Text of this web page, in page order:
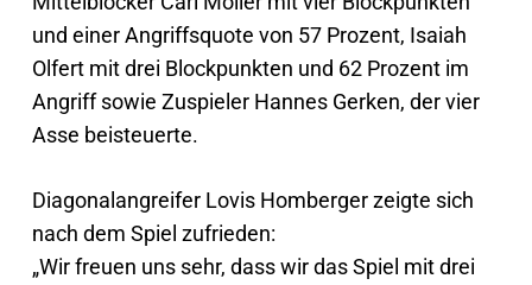
und einer Angriffsquote von 57 Prozent, Isaiah
Olfert mit drei Blockpunkten und 62 Prozent im
Angriff sowie Zuspieler Hannes Gerken, der vier
Asse beisteuerte.
Diagonalangreifer Lovis Homberger zeigte sich
nach dem Spiel zufrieden:
„Wir freuen uns sehr, dass wir das Spiel mit drei